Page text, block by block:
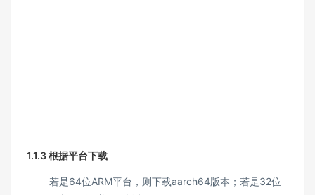
1.1.3 根据平台下载
若是64位ARM平台，则下载aarch64版本；若是32位